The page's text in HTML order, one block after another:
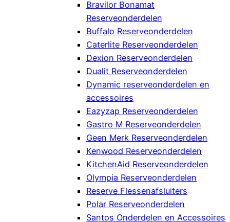
Bravilor Bonamat
Reserveonderdelen
Buffalo Reserveonderdelen
Caterlite Reserveonderdelen
Dexion Reserveonderdelen
Dualit Reserveonderdelen
Dynamic reserveonderdelen en
accessoires
Eazyzap Reserveonderdelen
Gastro M Reserveonderdelen
Geen Merk Reserveonderdelen
Kenwood Reserveonderdelen
KitchenAid Reserveonderdelen
Olympia Reserveonderdelen
Reserve Flessenafsluiters
Polar Reserveonderdelen
Santos Onderdelen en Accessoires